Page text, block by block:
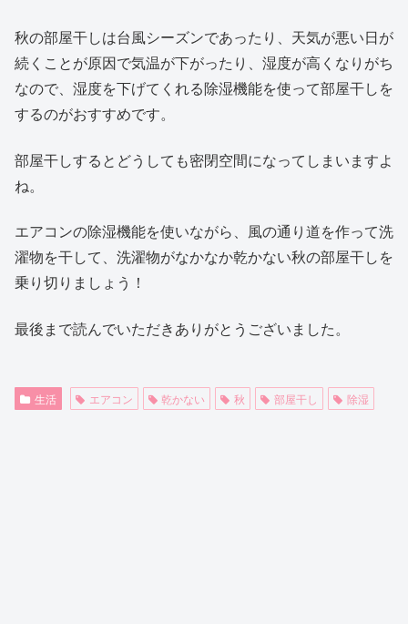
秋の部屋干しは台風シーズンであったり、天気が悪い日が
続くことが原因で気温が下がったり、湿度が高くなりがち
なので、湿度を下げてくれる除湿機能を使って部屋干しを
するのがおすすめです。
部屋干しするとどうしても密閉空間になってしまいますよ
ね。
エアコンの除湿機能を使いながら、風の通り道を作って洗
濯物を干して、洗濯物がなかなか乾かない秋の部屋干しを
乗り切りましょう！
最後まで読んでいただきありがとうございました。
生活 エアコン 乾かない 秋 部屋干し 除湿